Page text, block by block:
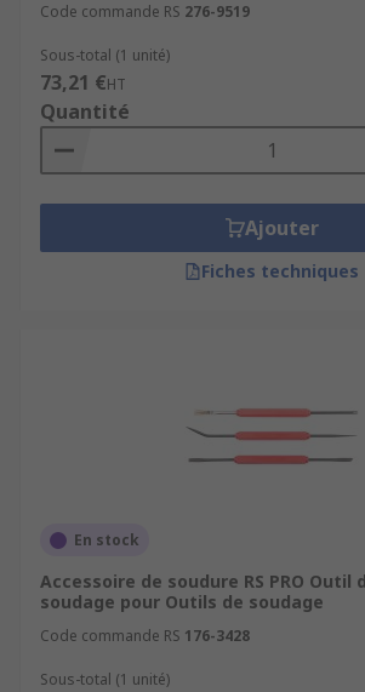
Code commande RS 276-9519
Sous-total (1 unité)
73,21 €HT
Quantité
Ajouter
Fiches techniques
En stock
Accessoire de soudure RS PRO Outil
soudage pour Outils de soudage
Code commande RS 176-3428
Sous-total (1 unité)